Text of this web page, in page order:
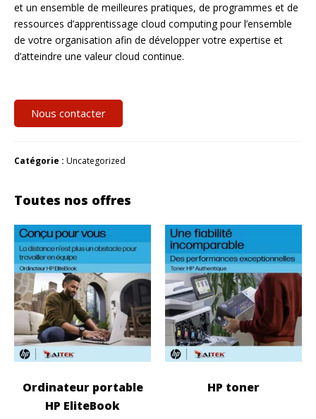
et un ensemble de meilleures pratiques, de programmes et de
ressources d’apprentissage cloud computing pour l’ensemble
de votre organisation afin de développer votre expertise et
d’atteindre une valeur cloud continue.
Nous contacter
Catégorie : Uncategorized
Toutes nos offres
Ordinateur portable
HP EliteBook
HP toner